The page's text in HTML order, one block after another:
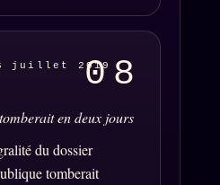
08
juillet 2019
en deux jours
du dossier
tomberait